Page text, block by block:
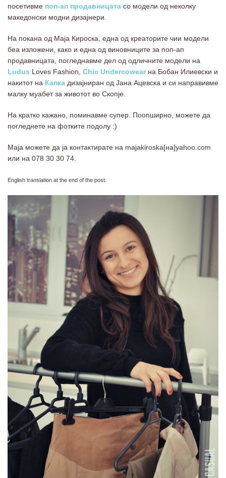
посетивме поп-ап продавницата со модели од неколку
македонски модни дизајнери.
На покана од Маја Кироска, една од креаторите чии модели
беа изложени, како и една од виновниците за поп-ап
продавницата, погледнавме дел од одличните модели на
Ludus Loves Fashion, Chic Undercowearна Бобан Илиевски и
накитот на Капка дизајниран од Јана Ацевска и си направивме
малку муабет за животот во Скопје.
На кратко кажано, поминавме супер. Поопширно, можете да
погледнете на фотките подолу :)
Маја можете да ја контактирате на majakiroska[на]yahoo.com
или на 078 30 30 74.
English translation at the end of the post.